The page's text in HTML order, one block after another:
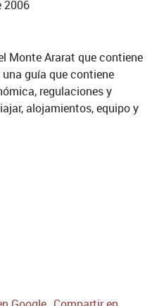
2006
Monte Ararat que contiene
guía que contiene
regulaciones y
alojamientos, equipo y